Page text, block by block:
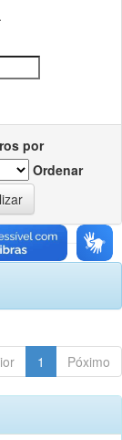
por
Ordenar
1 Póximo